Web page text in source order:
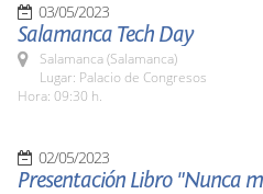
03/05/2023
Salamanca Tech Day
Salamanca (Salamanca)
Lugar: Palacio de Congresos
Hora: 09:30 h.
02/05/2023
Presentación Libro "Nunca